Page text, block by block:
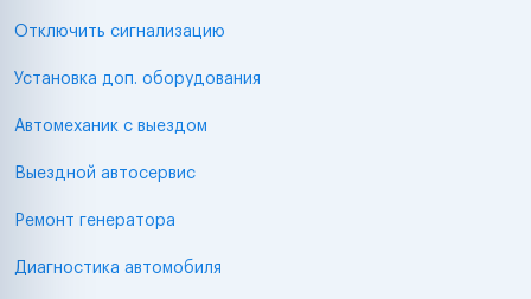
Отключить сигнализацию
Установка доп. оборудования
Автомеханик с выездом
Выездной автосервис
Ремонт генератора
Диагностика автомобиля